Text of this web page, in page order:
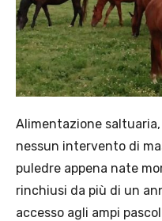
Alimentazione
nessun intervento di
puledre appena nate
rinchiusi da più di un
accesso agli ampi